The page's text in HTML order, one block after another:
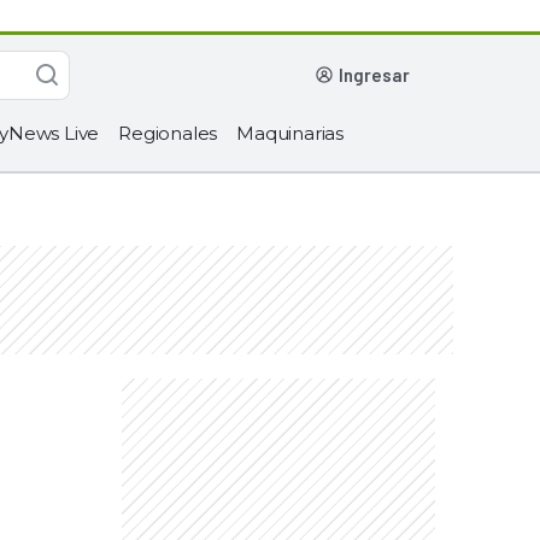
ingresar
Live Regionales Maquinarias